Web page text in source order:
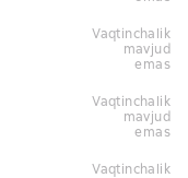
vaqtinchalik
mavjud
emas
vaqtinchalik
mavjud
emas
vaqtinchalik